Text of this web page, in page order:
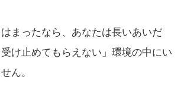
まったなら、あなたは長いあいだ
受け止めてもらえない」環境の中にい
ん。